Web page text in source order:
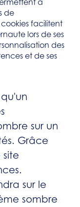
à
de
facilitent
lors de ses
des
et de ses
sur un
Grâce
sur le
sombre